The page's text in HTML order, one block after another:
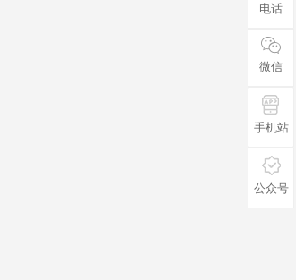
电话
微信
手机站
公众号